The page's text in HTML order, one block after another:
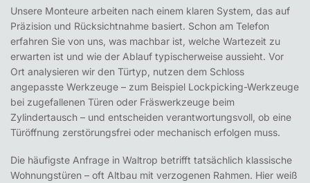
Unsere Monteure arbeiten nach einem klaren System, das auf
Präzision und Rücksichtnahme basiert. Schon am Telefon
erfahren Sie von uns, was machbar ist, welche Wartezeit zu
erwarten ist und wie der Ablauf typischerweise aussieht. Vor
Ort analysieren wir den Türtyp, nutzen dem Schloss
angepasste Werkzeuge – zum Beispiel Lockpicking-Werkzeuge
bei zugefallenen Türen oder Fräswerkzeuge beim
Zylindertausch – und entscheiden verantwortungsvoll, ob eine
Türöffnung zerstörungsfrei oder mechanisch erfolgen muss.
Die häufigste Anfrage in Waltrop betrifft tatsächlich klassische
Wohnungstüren – oft Altbau mit verzogenen Rahmen. Hier weiß